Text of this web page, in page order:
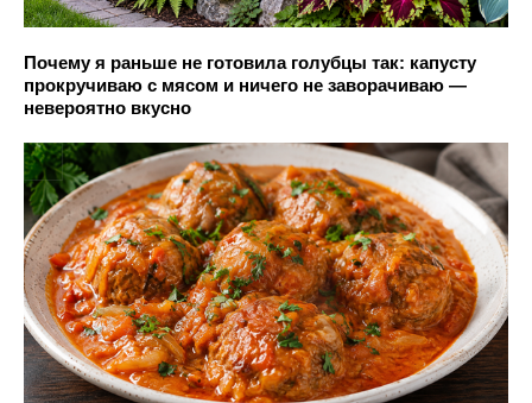
Почему я раньше не готовила голубцы так: капусту
прокручиваю с мясом и ничего не заворачиваю —
невероятно вкусно